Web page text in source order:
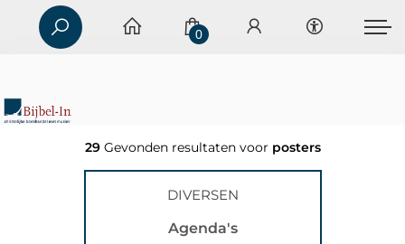
0
29 Gevonden resultaten voor posters
DIVERSEN
Agenda's